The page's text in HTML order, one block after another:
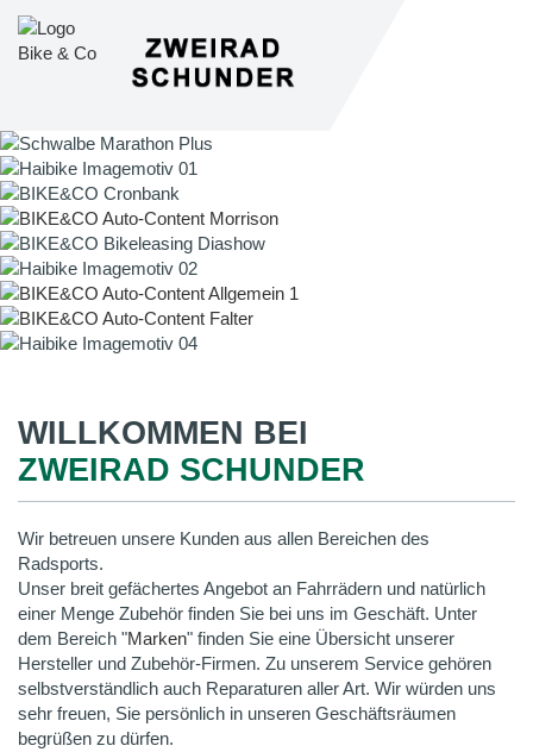
WILLKOMMEN BEI
ZWEIRAD SCHUNDER
Wir betreuen unsere Kunden aus allen Bereichen des
Radsports.
Unser breit gefächertes Angebot an Fahrrädern und natürlich
einer Menge Zubehör finden Sie bei uns im Geschäft. Unter
dem Bereich "Marken" finden Sie eine Übersicht unserer
Hersteller und Zubehör-Firmen. Zu unserem Service gehören
selbstverständlich auch Reparaturen aller Art. Wir würden uns
sehr freuen, Sie persönlich in unseren Geschäftsräumen
begrüßen zu dürfen.